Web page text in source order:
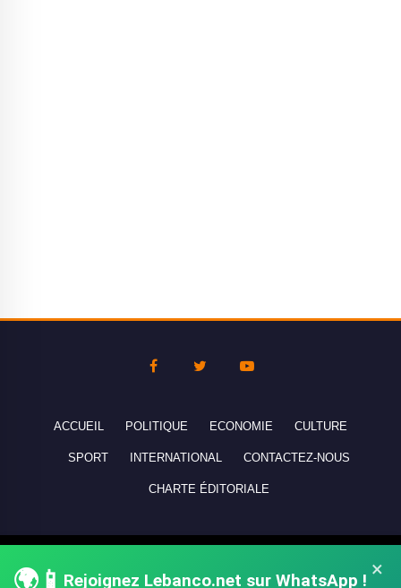
×
🌍📱 Rejoignez Lebanco.net sur WhatsApp !
ACCUEIL POLITIQUE ECONOMIE CULTURE
SPORT INTERNATIONAL CONTACTEZ-NOUS
CHARTE ÉDITORIALE
réservés - All rights reserved.